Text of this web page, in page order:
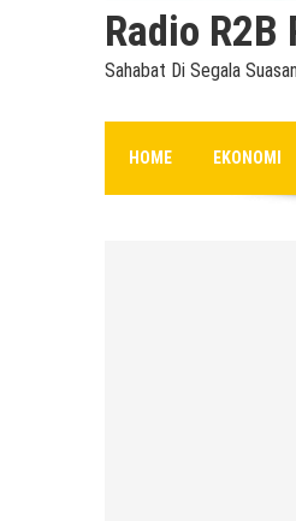
Radio R2B
Sahabat Di Segala
HOME EKONOMI